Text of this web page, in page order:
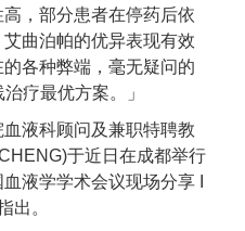
，部分患者在停药后依
艾曲泊帕的优异表现有效
各种弊端，毫无疑问的
疗最优方案。」
液科顾问及兼职特聘教
于近日在成都举行
液学学术会议现场分享 I
出。